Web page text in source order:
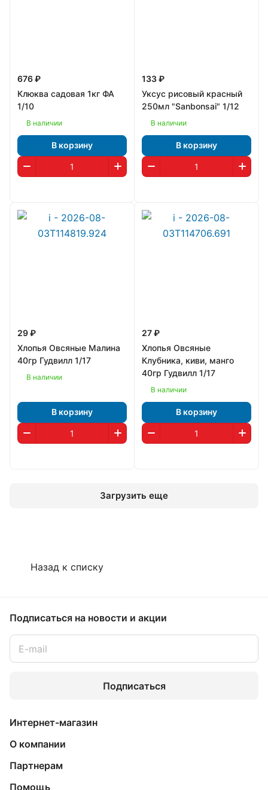
676 ₽
Клюква садовая 1кг ФА
1/10
В наличии
В корзину
133 ₽
Уксус рисовый красный
250мл "Sanbonsai" 1/12
В наличии
В корзину
29 ₽
Хлопья Овсяные Малина
40гр Гудвилл 1/17
В наличии
В корзину
27 ₽
Хлопья Овсяные
Клубника, киви, манго
40гр Гудвилл 1/17
В наличии
В корзину
Загрузить еще
Назад к списку
Подписаться на новости и акции
Подписаться
Интернет-магазин
О компании
Партнерам
Помощь